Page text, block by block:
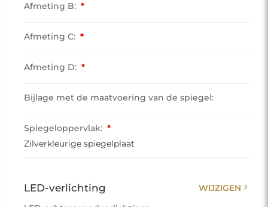
Afmeting B: *
Afmeting C: *
Afmeting D: *
Bijlage met de maatvoering van de spiegel:
Spiegeloppervlak: *
Zilverkleurige spiegelplaat
LED-verlichting WIJZIGEN chevron_right